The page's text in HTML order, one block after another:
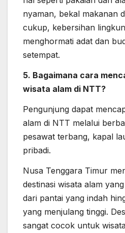
nyaman, bekal makanan
cukup, kebersihan
menghormati adat dan
setempat.
5. Bagaimana cara
wisata alam di NTT?
Pengunjung dapat
alam di NTT melalui
pesawat terbang, kapal
pribadi.
Nusa Tenggara Timur
destinasi wisata alam
dari pantai yang indah
yang menjulang tinggi.
sangat cocok untuk